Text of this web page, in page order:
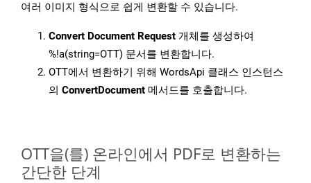
여러 이미지 형식으로 쉽게 변환할 수 있습니다.
Convert Document Request 개체를 생성하여
%!a(string=OTT) 문서를 변환합니다.
OTT에서 변환하기 위해 WordsApi 클래스 인스턴스
의 ConvertDocument 메서드를 호출합니다.
OTT을(를) 온라인에서 PDF로 변환하는
간단한 단계